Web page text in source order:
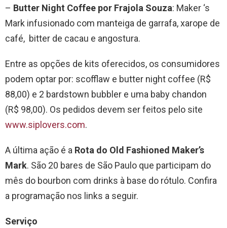
– Butter Night Coffee por Frajola Souza: Maker ‘s
Mark infusionado com manteiga de garrafa, xarope de
café, bitter de cacau e angostura.
Entre as opções de kits oferecidos, os consumidores
podem optar por: scofflaw e butter night coffee (R$
88,00) e 2 bardstown bubbler e uma baby chandon
(R$ 98,00). Os pedidos devem ser feitos pelo site
www.siplovers.com.
A última ação é a Rota do Old Fashioned Maker’s
Mark. São 20 bares de São Paulo que participam do
mês do bourbon com drinks à base do rótulo. Confira
a programação nos links a seguir.
Serviço